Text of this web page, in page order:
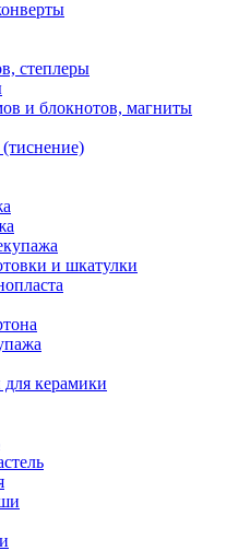
степлеры
и блокнотов, магниты
и шкатулки
керамики